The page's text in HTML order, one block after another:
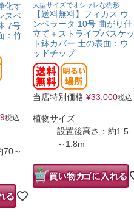
化す
スベ
7号
：竹
税込
70～
大型サイズでオシャレな樹形
【送料無料】フィカス ウ
ンベラータ 10号 曲がり仕
立て＋ストライプバスケッ
ト鉢カバー 土の表面：ウ
ッドチップ
当店特別価格 ¥33,000税込
植物サイズ
設置後高さ：約1.5
～1.8m